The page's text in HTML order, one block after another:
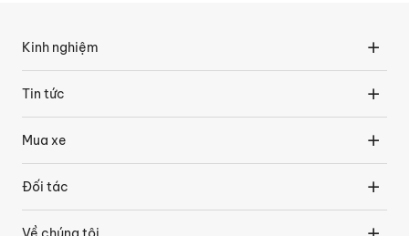
Kinh nghiệm
Tin tức
Mua xe
Đối tác